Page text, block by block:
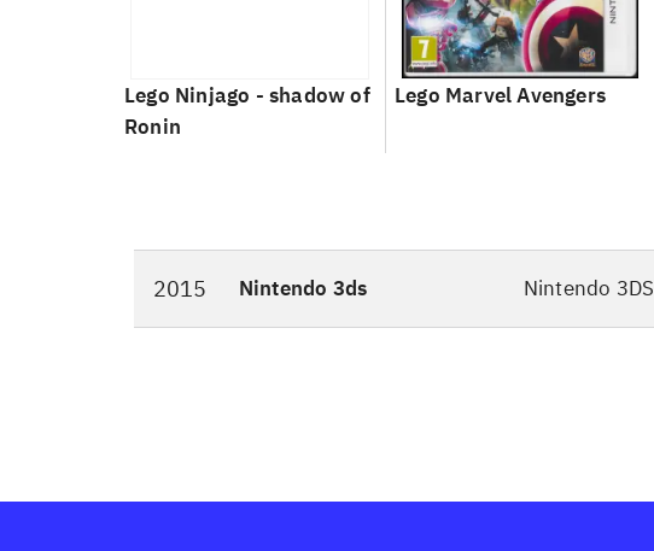
Lego Ninjago - shadow of
Ronin
Lego Marvel Avengers
2015 Nintendo 3ds Nintendo 3DS